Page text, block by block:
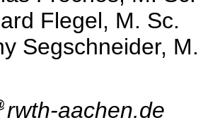
Flegel, M. Sc.
Segschneider,
rwth-aachen.de